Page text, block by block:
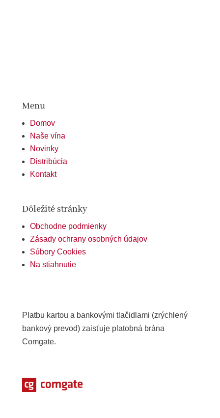
Menu
Domov
Naše vína
Novinky
Distribúcia
Kontakt
Dôležité stránky
Obchodne podmienky
Zásady ochrany osobných údajov
Súbory Cookies
Na stiahnutie
Platbu kartou a bankovými tlačidlami (zrýchlený
bankový prevod) zaisťuje platobná brána
Comgate.